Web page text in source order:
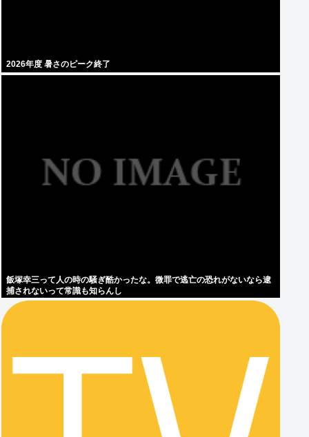
2026年度 暑さのピーク終了
飯塚幸三って人の時の騒ぎ酷かったな。微罪で逃亡の恐れがないなら逮
捕されないって常識も知らんし